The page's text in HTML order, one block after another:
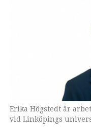
Erika Högstedt är
vid Linköpings